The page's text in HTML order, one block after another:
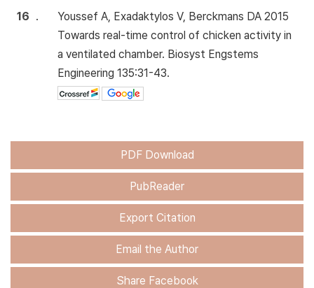
16 .
Youssef A, Exadaktylos V, Berckmans DA 2015
Towards real-time control of chicken activity in
a ventilated chamber. Biosyst Engstems
Engineering 135:31-43.
PDF Download
PubReader
Export Citation
Email the Author
Share Facebook